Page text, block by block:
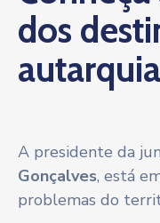
dos
A presidente da
Gonçalves, está
problemas do